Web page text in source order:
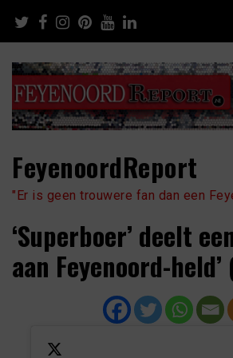
content
FeyenoordReport
"Er is geen trouwere fan dan een
‘Superboer’ deelt
aan Feyenoord-held’